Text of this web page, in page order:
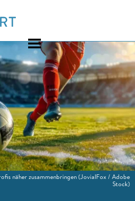
näher zusammenbringen(JovialFox / Adobe
Stock)